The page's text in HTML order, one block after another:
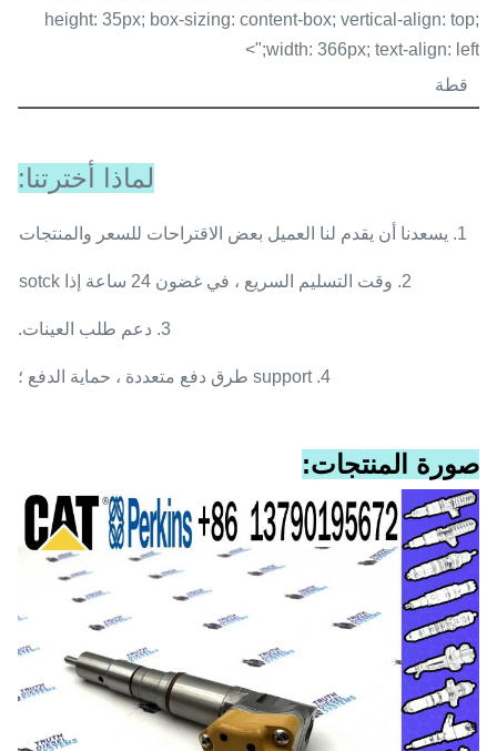
height: 35px; box-sizing: content-box; vertical-align: top;
width: 366px; text-align: left;">
قطة
لماذا أخترتنا:
1. يسعدنا أن يقدم لنا العميل بعض الاقتراحات للسعر والمنتجات.
2. وقت التسليم السريع ، في غضون 24 ساعة إذا sotck.
3. دعم طلب العينات.
4. support طرق دفع متعددة ، حماية الدفع ؛
صورة المنتجات: